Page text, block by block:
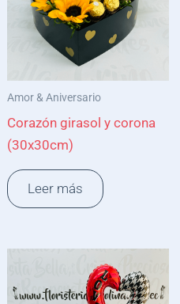
Amor & Aniversario
Corazón girasol y corona
(30x30cm)
Leer más